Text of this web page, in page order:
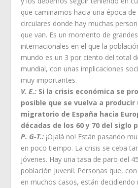
que caminamos hacia una época
circulares donde hay muchas
que van. Es un momento de
internacionales en el que la
mundo es un 3 por ciento del total
mundial, con unas implicaciones
muy importantes.
V. E.: Si la crisis económica se
posible que se vuelva a producir
migratorio de España hacia
décadas de los 60 y 70 del siglo
P. G-T.: ¡Ojalá no! Están pasando
en poco tiempo. La crisis se ceba
jóvenes. Hay una tasa de paro del
población juvenil. Personas que,
en muchos casos, están decidiendo